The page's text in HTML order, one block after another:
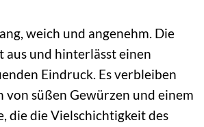
weich und angenehm. Die
aus und hinterlässt einen
Eindruck. Es verbleiben
von süßen Gewürzen und einem
die die Vielschichtigkeit des